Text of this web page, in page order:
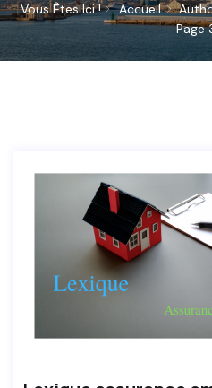
Vous Êtes Ici ! Accueil
Page